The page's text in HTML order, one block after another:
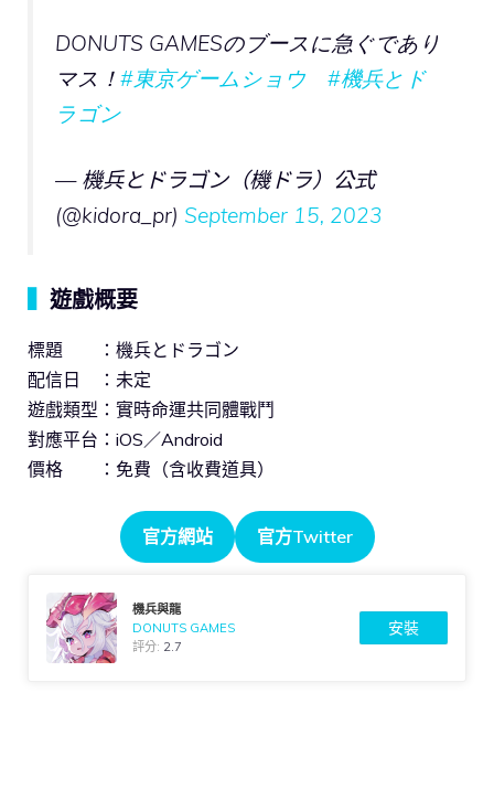
DONUTS GAMESのブースに急ぐであり
マス！ #東京ゲームショウ
#機兵とド
ラゴン
— 機兵とドラゴン（機ドラ）公式
(@kidora_pr) September 15, 2023
遊戲概要
標題 ：機兵とドラゴン
配信日 ：未定
遊戲類型：實時命運共同體戰鬥
對應平台：iOS／Android
價格 ：免費（含收費道具）
官方網站 官方Twitter
機兵與龍
DONUTS GAMES
評分: 2.7
安裝